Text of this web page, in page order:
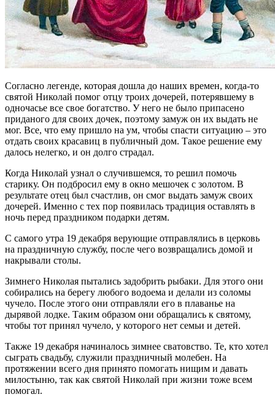
Согласно легенде, которая дошла до наших времен, когда-то
святой Николай помог отцу троих дочерей, потерявшему в
одночасье все свое богатство. У него не было припасено
приданого для своих дочек, поэтому замуж он их выдать не
мог. Все, что ему пришло на ум, чтобы спасти ситуацию – это
отдать своих красавиц в публичный дом. Такое решение ему
далось нелегко, и он долго страдал.
Когда Николай узнал о случившемся, то решил помочь
старику. Он подбросил ему в окно мешочек с золотом. В
результате отец был счастлив, он смог выдать замуж своих
дочерей. Именно с тех пор появилась традиция оставлять в
ночь перед праздником подарки детям.
С самого утра 19 декабря верующие отправлялись в церковь
на праздничную службу, после чего возвращались домой и
накрывали столы.
Зимнего Николая пытались задобрить рыбаки. Для этого они
собирались на берегу любого водоема и делали из соломы
чучело. После этого они отправляли его в плаванье на
дырявой лодке. Таким образом они обращались к святому,
чтобы тот принял чучело, у которого нет семьи и детей.
Также 19 декабря начиналось зимнее сватовство. Те, кто хотел
сыграть свадьбу, служили праздничный молебен. На
протяжении всего дня принято помогать нищим и давать
милостыню, так как святой Николай при жизни тоже всем
помогал.